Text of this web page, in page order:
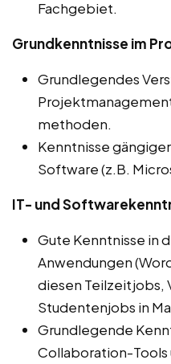
Fachgebiet.
Grundkenntnisse im
Grundlegendes
methoden.
Kenntnisse
Software (z.B.
IT- und
Gute Kenntnisse in
Anwendungen
diesen Teilzeitjobs,
Studentenjobs in
Grundlegende
Collaboration-Tools